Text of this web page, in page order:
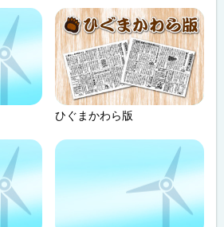
ひぐまかわら版